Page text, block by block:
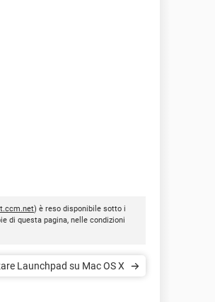
) è reso disponibile sotto i
di questa pagina, nelle condizioni
Launchpad su Mac OS X